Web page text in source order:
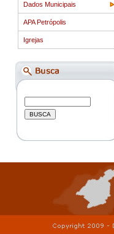
Dados Municipais
APA Petrópolis
Igrejas